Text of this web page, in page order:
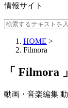
情報サイト
HOME >
Filmora
「 Filmora
動画・音楽編集